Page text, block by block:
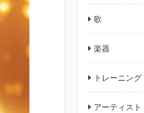
歌
楽器
トレーニング
アーティスト